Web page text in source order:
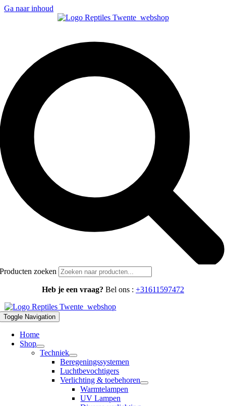
Ga naar inhoud
Producten zoeken
Heb je een vraag? Bel ons : +31611597472
Toggle Navigation
Home
Shop
Techniek
Beregeningssystemen
Luchtbevochtigers
Verlichting & toebehoren
Warmtelampen
UV Lampen